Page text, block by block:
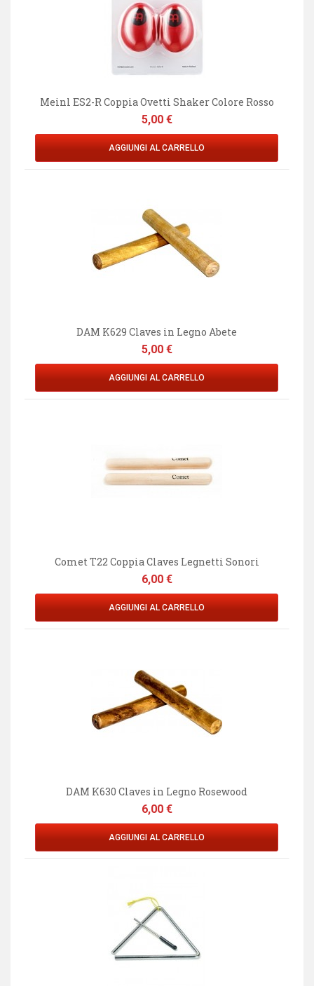
Meinl ES2-R Coppia Ovetti Shaker Colore Rosso
Prezzo
5,00 €
AGGIUNGI AL CARRELLO
DAM K629 Claves in Legno Abete
Prezzo
5,00 €
AGGIUNGI AL CARRELLO
Comet T22 Coppia Claves Legnetti Sonori
Prezzo
6,00 €
AGGIUNGI AL CARRELLO
DAM K630 Claves in Legno Rosewood
Prezzo
6,00 €
AGGIUNGI AL CARRELLO